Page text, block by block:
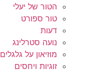
הטור של יעלי
טור ספורט
דעות
נועה סטרלינג
מוזיאון על גלגלים
זוגיות ויחסים